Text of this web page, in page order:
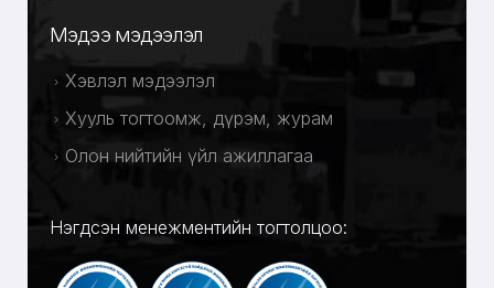
Мэдээ мэдээлэл
Хэвлэл мэдээлэл
Хууль тогтоомж, дүрэм, журам
Олон нийтийн үйл ажиллагаа
Нэгдсэн менежментийн тогтолцоо: